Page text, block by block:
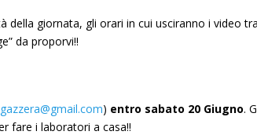
giornata, gli orari in cui usciranno i video
da proporvi!!
) entro sabato 20 Giugno.
fare i laboratori a casa!!